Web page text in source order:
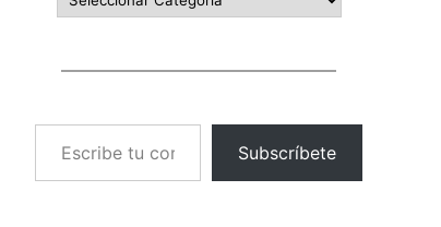
Escribe tu correo electrónico…
Subscríbete